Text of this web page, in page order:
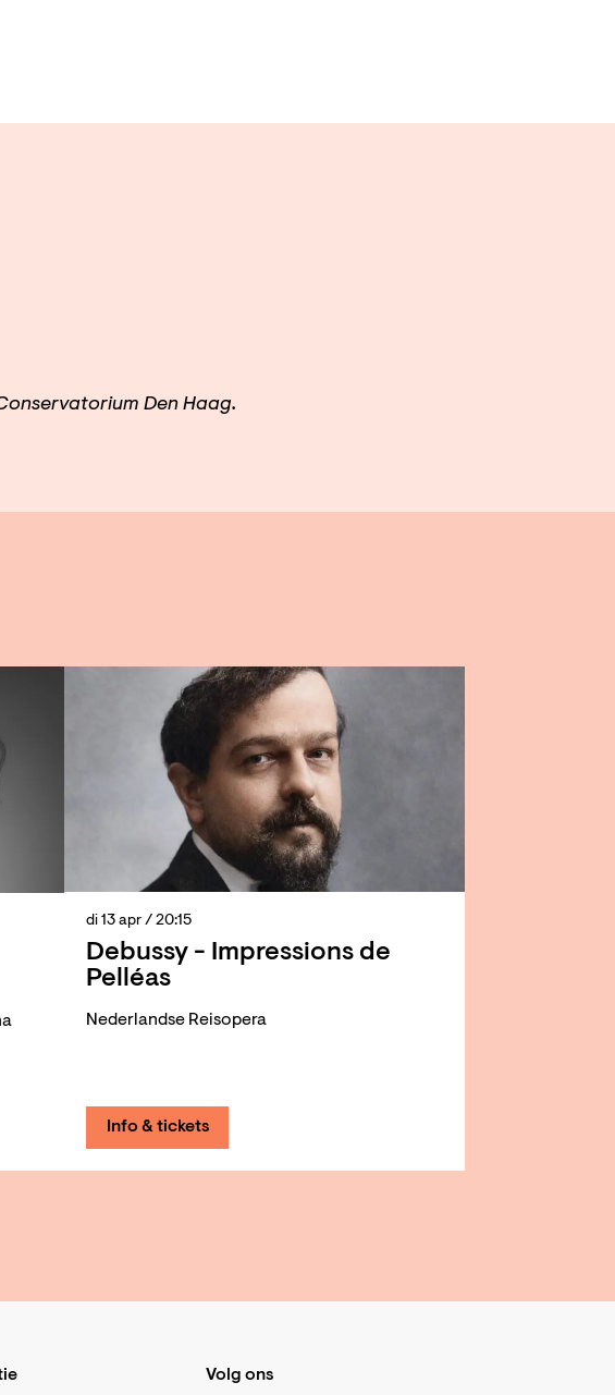
Den Haag.
Debussy - Impressions de
Pelléas
Nederlandse Reisopera
di 13 apr / 20:15
Info & tickets
Volg ons